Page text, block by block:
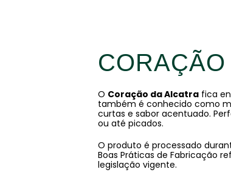
O Coração da Alcatra fica
também é conhecido como
curtas e sabor acentuado.
ou até picados.
O produto é processado
Boas Práticas de Fabricação
legislação vigente.